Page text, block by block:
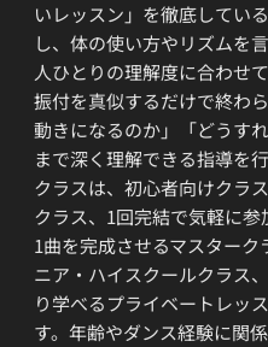
いレッスン」を徹底してい
し、体の使い方やリズムを
人ひとりの理解度に合わせ
振付を真似するだけで終わ
動きになるのか」「どうす
まで深く理解できる指導を行
クラスは、初心者向けクラ
クラス、1回完結で気軽に
1曲を完成させるマスター
ニア・ハイスクールクラス
り学べるプライベートレッ
す。年齢やダンス経験に関